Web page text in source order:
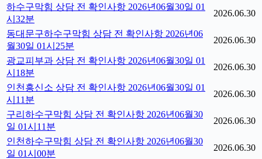
하수구막힘 상담 전 확인사항 2026년06월30일 01
시32분
2026.06.30
동대문구하수구막힘 상담 전 확인사항 2026년06
월30일 01시25분
2026.06.30
광교피부과 상담 전 확인사항 2026년06월30일 01
시18분
2026.06.30
인천흥신소 상담 전 확인사항 2026년06월30일 01
시11분
2026.06.30
구리하수구막힘 상담 전 확인사항 2026년06월30
일 01시11분
2026.06.30
인천하수구막힘 상담 전 확인사항 2026년06월30
일 01시00분
2026.06.30